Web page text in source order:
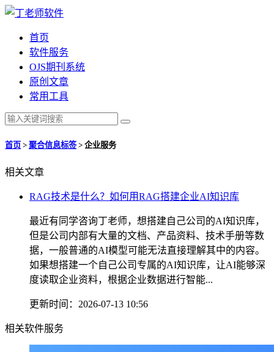
首页
软件服务
OJS期刊系统
原创文章
常用工具
首页 > 聚合信息标签> 企业服务
相关文章
RAG技术是什么？如何用RAG搭建企业AI知识库
最近有同学咨询丁老师，想搭建自己公司的AI知识库，
但是公司内部有大量的文档、产品资料、技术手册等数
据，一般普通的AI模型可能无法直接理解其中的内容。
如果想搭建一个自己公司专属的AI知识库，让AI能够深
度读取企业资料，根据企业数据进行智能...
更新时间：2026-07-13 10:56
相关软件服务